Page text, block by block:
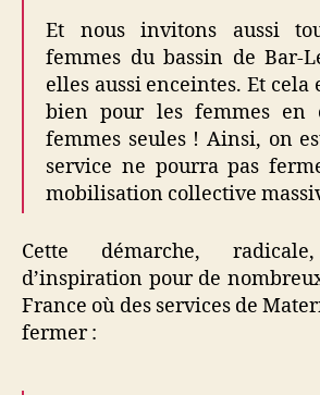
Et nous invitons aussi
femmes du bassin de Bar-
elles aussi enceintes. Et cela
bien pour les femmes en
femmes seules ! Ainsi, on
service ne pourra pas
mobilisation collective
Cette démarche,
d’inspiration pour de
France où des services de
fermer :